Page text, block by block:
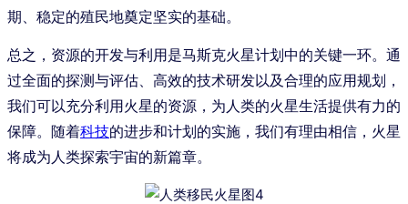
期、稳定的殖民地奠定坚实的基础。
总之，资源的开发与利用是马斯克火星计划中的关键一环。通
过全面的探测与评估、高效的技术研发以及合理的应用规划，
我们可以充分利用火星的资源，为人类的火星生活提供有力的
保障。随着科技的进步和计划的实施，我们有理由相信，火星
将成为人类探索宇宙的新篇章。